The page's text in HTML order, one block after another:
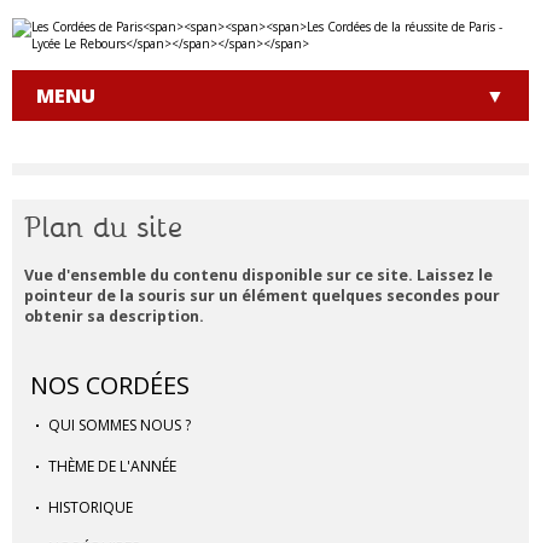
Aller
au
Outils
personnels
MENU
Plan du site
Vue d'ensemble du contenu disponible sur ce site. Laissez le
pointeur de la souris sur un élément quelques secondes pour
obtenir sa description.
NOS CORDÉES
QUI SOMMES NOUS ?
THÈME DE L'ANNÉE
HISTORIQUE